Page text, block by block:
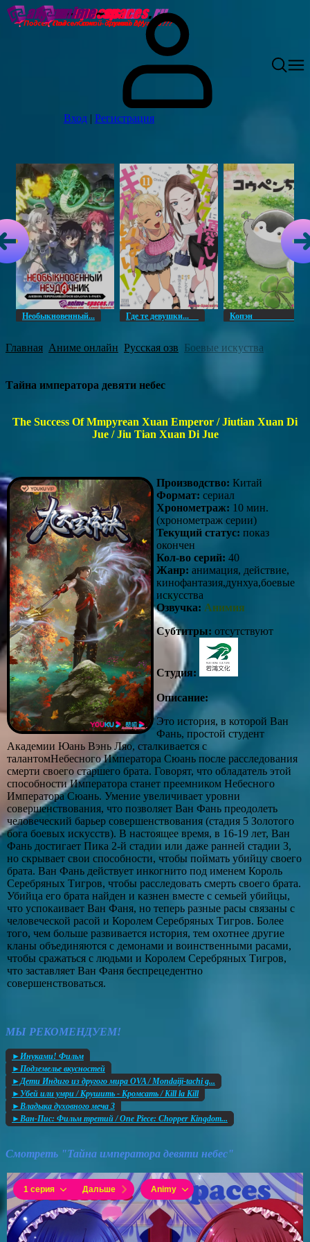
Вход | Регистрация
Необыкновенный... Где те девушки... Копэн
Главная Аниме онлайн Русская озв Боевые искуства
Тайна императора девяти небес
The Success Of Mmpyrean Xuan Emperor / Jiutian Xuan Di
Jue / Jiu Tian Xuan Di Jue
Производство: Китай
Формат: сериал
Хронометраж: 10 мин.
(хронометраж серии)
Текущий статус: показ
окончен
Кол-во серий: 40
Жанр: анимация, действие,
кинофантазия,дунхуа,боевые
искусства
Озвучка: Анимия
Субтитры: отсутствуют
Студия:
Описание:
Это история, в которой Ван
Фань, простой студент
Академии Юань Вэнь Ляо, сталкивается с
талантомНебесного Императора Сюань после расследования
смерти своего старшего брата. Говорят, что обладатель этой
способности Императора станет преемником Небесного
Императора Сюань. Умение увеличивает уровни
совершенствования, что позволяет Ван Фань преодолеть
человеческий барьер совершенствования (стадия 5 Золотого
бога боевых искусств). В настоящее время, в 16-19 лет, Ван
Фань достигает Пика 2-й стадии или даже ранней стадии 3,
но скрывает свои способности, чтобы поймать убийцу своего
брата. Ван Фань действует инкогнито под именем Король
Серебряных Тигров, чтобы расследовать смерть своего брата.
Убийца его брата найден и казнен вместе с семьей убийцы,
что успокаивает Ван Фаня, но теперь разные расы связаны с
человеческой расой и Королем Серебряных Тигров. Более
того, чем больше развивается история, тем охотнее другие
кланы объединяются с демонами и воинственными расами,
чтобы сражаться с людьми и Королем Серебряных Тигров,
что заставляет Ван Фаня беспрецедентно
совершенствоваться.
МЫ РЕКОМЕНДУЕМ!
►Инуками! Фильм
►Подземелье вкусностей
►Дети Индиго из другого мира OVA / Mondaiji-tachi g...
►Убей или умри / Крушить - Кромсать / Kill la Kill
►Владыка духовного меча 3
►Ван-Пис: Фильм третий / One Piece: Chopper Kingdom...
Смотреть "Тайна императора девяти небес"